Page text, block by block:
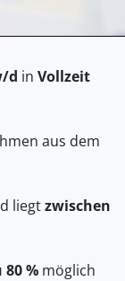
d in Vollzeit
aus dem
liegtzwischen
80 % möglich